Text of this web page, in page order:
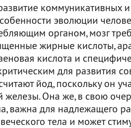
коммуникативных
эволюции
органом, мозг
жирные кислоты,
кислота и
для развития
йод, поскольку он
Она же, в свою
важна для надлежащего
тела и может